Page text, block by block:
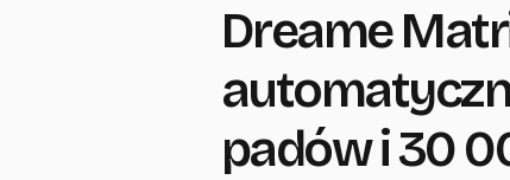
Dreame
padów i 30